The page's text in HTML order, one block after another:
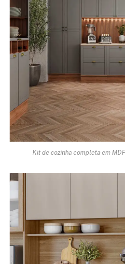
Kit de cozinha completa em